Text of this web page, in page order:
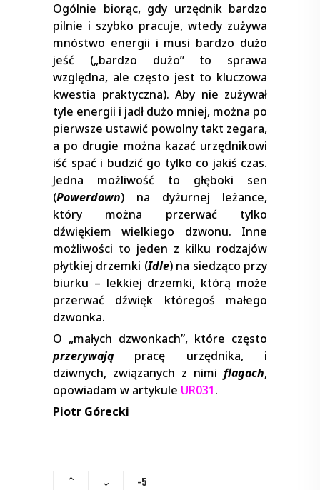
Ogólnie biorąc, gdy urzędnik bardzo
pilnie i szybko pracuje, wtedy zużywa
mnóstwo energii i musi bardzo dużo
jeść („bardzo dużo” to sprawa
względna, ale często jest to kluczowa
kwestia praktyczna). Aby nie zużywał
tyle energii i jadł dużo mniej, można po
pierwsze ustawić powolny takt zegara,
a po drugie można kazać urzędnikowi
iść spać i budzić go tylko co jakiś czas.
Jedna możliwość to głęboki sen
(Powerdown) na dyżurnej leżance,
który można przerwać tylko
dźwiękiem wielkiego dzwonu. Inne
możliwości to jeden z kilku rodzajów
płytkiej drzemki (Idle) na siedząco przy
biurku – lekkiej drzemki, którą może
przerwać dźwięk któregoś małego
dzwonka.
O „małych dzwonkach”, które często
przerywająpracę urzędnika, i
dziwnych, związanych z nimi flagach,
opowiadam w artykule UR031.
Piotr Górecki
-5